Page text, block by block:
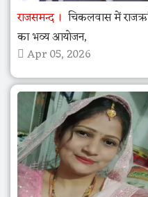
राजसमन्द
चिकलवास में
का भव्य आयोजन,
Apr 05, 2026